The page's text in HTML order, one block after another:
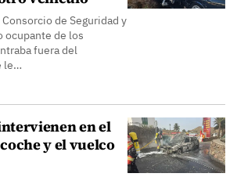
de Seguridad y
ocupante de los
fuera del
le…
en el
y el vuelco